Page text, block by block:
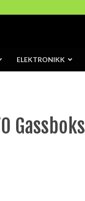
ELEKTRONIKK
Gassboks